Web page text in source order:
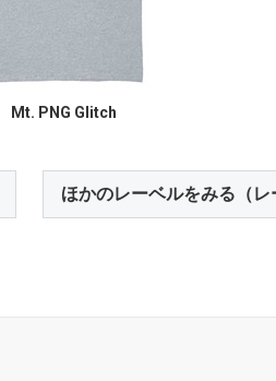
Mt. PNG Glitch
ほかのレーベルをみる（レ